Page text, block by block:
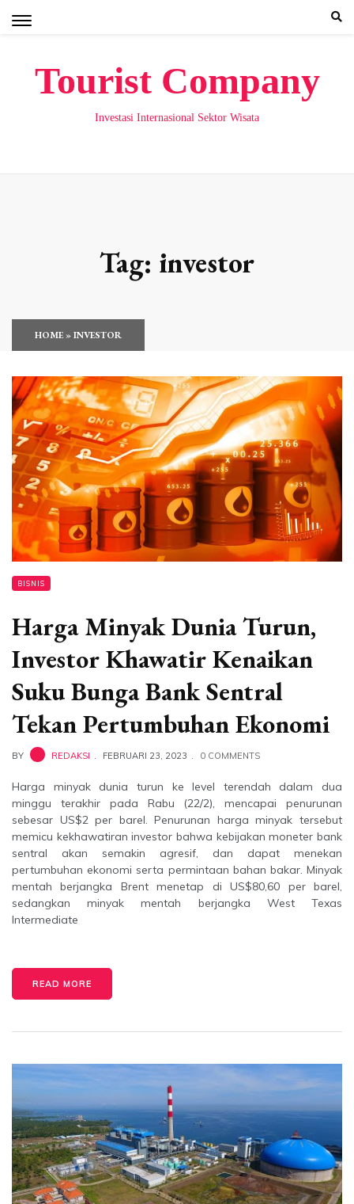
Tourist Company
Investasi Internasional Sektor Wisata
Tag: investor
HOME»INVESTOR
BISNIS
Harga Minyak Dunia Turun,
Investor Khawatir Kenaikan
Suku Bunga Bank Sentral
Tekan Pertumbuhan Ekonomi
BY REDAKSI FEBRUARI 23, 2023 0 COMMENTS
Harga minyak dunia turun ke level terendah dalam dua
minggu terakhir pada Rabu (22/2), mencapai penurunan
sebesar US$2 per barel. Penurunan harga minyak tersebut
memicu kekhawatiran investor bahwa kebijakan moneter bank
sentral akan semakin agresif, dan dapat menekan
pertumbuhan ekonomi serta permintaan bahan bakar. Minyak
mentah berjangka Brent menetap di US$80,60 per barel,
sedangkan minyak mentah berjangka West Texas
Intermediate
READ MORE